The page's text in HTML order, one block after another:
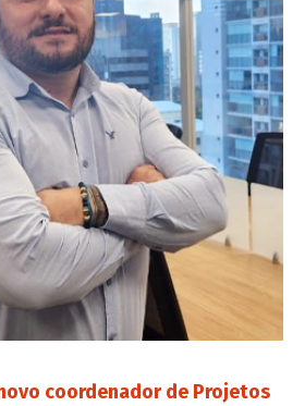
coordenador de Projetos